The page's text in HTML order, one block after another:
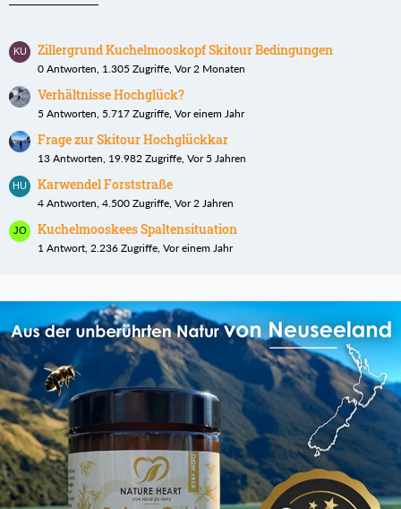
Zillergrund Kuchelmooskopf Skitour Bedingungen
0 Antworten, 1.305 Zugriffe, Vor 2 Monaten
Verhältnisse Hochglück?
5 Antworten, 5.717 Zugriffe, Vor einem Jahr
Frage zur Skitour Hochglückkar
13 Antworten, 19.982 Zugriffe, Vor 5 Jahren
Karwendel Forststraße
4 Antworten, 4.500 Zugriffe, Vor 2 Jahren
Kuchelmooskees Spaltensituation
1 Antwort, 2.236 Zugriffe, Vor einem Jahr